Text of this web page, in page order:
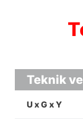
Teknik
U x G x Y